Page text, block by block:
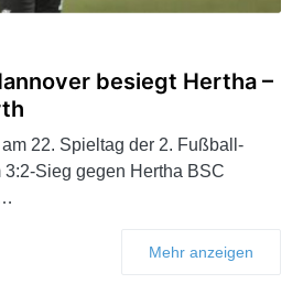
besiegt Hertha –
22. Spieltag der 2. Fußball-
Sieg gegen Hertha BSC
Mehr anzeigen